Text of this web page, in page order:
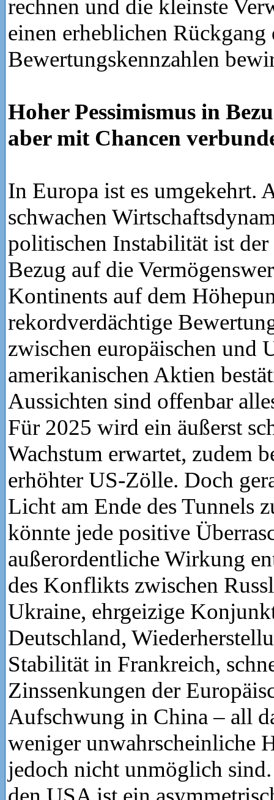
rechnen und die kleinste
einen erheblichen Rückgang
Bewertungskennzahlen
Hoher Pessimismus in
aber mit Chancen
In Europa ist es umgekehrt.
schwachen
politischen Instabilität ist der
Bezug auf die
Kontinents auf dem
rekordverdächtige
zwischen europäischen und
amerikanischen Aktien
Aussichten sind offenbar
Für 2025 wird ein äußerst
Wachstum erwartet, zudem
erhöhter US-Zölle. Doch
Licht am Ende des Tunnels
könnte jede positive
außerordentliche Wirkung
des Konflikts zwischen
Ukraine, ehrgeizige
Deutschland,
Stabilität in Frankreich,
Zinssenkungen der
Aufschwung in China – all
weniger unwahrscheinliche
jedoch nicht unmöglich